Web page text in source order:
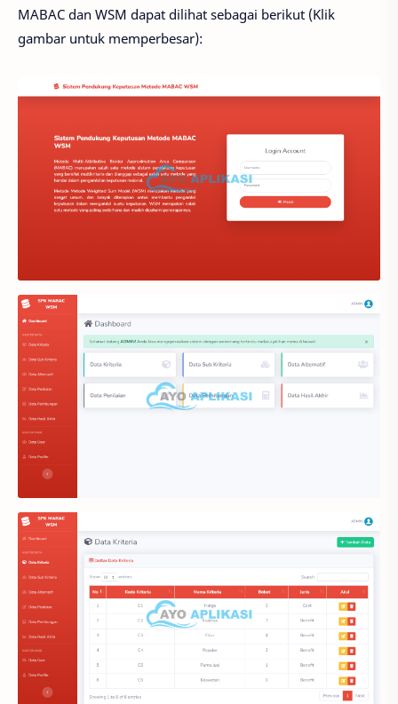
MABAC dan WSM dapat dilihat sebagai berikut (Klik
gambar untuk memperbesar):